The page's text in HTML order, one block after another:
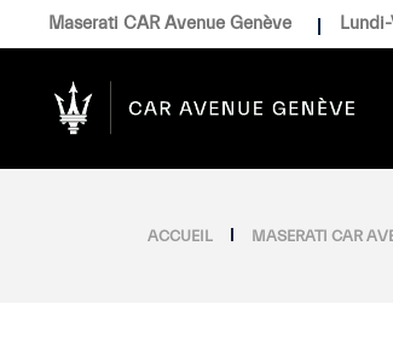
Maserati CAR Avenue Genève
ACCUEIL MASERATI CAR